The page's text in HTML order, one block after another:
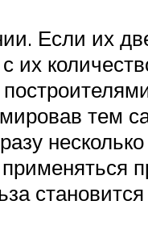
Если их
их
тем